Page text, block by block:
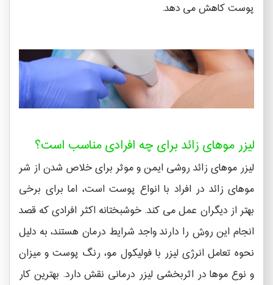
پوست کاهش می دهد.
لیزر موهای زائد برای چه افرادی مناسب است؟
لیزر موهای زائد روشی ایمن و موثر برای خلاص شدن از شر
موهای زائد در افراد با انواع پوست است، اما برای برخی
بهتر از دیگران عمل می کند. خوشبختانه اکثر افرادی که قصد
انجام این روش را دارند واجد شرایط درمان هستند، به دلیل
نحوه تعامل انرژی لیزر با فولیکول مو، رنگ پوست و میزان
و نوع موها در اثربخشی لیزر درمانی نقش دارد. بهترین کار